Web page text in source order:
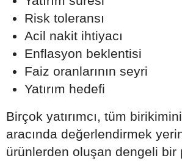
Risk toleransı
Acil nakit ihtiyacı
Enflasyon beklentisi
Faiz oranlarının seyri
Yatırım hedefi
Birçok yatırımcı, tüm
aracında değerlendirmek
ürünlerden oluşan dengeli bir